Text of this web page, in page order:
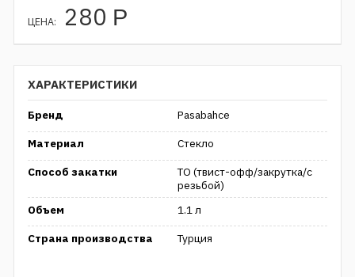
ЦЕНА: 280 Р
ХАРАКТЕРИСТИКИ
Бренд
Pasabahce
Материал
Стекло
Способ закатки
ТО (твист-офф/закрутка/с
резьбой)
Объем
1.1 л
Страна производства
Турция